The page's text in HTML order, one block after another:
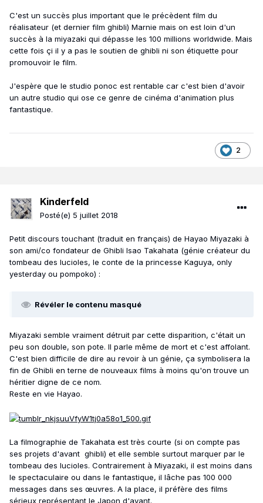
C'est un succès plus important que le précèdent film du
réalisateur (et dernier film ghibli) Marnie mais on est loin d'un
succès à la miyazaki qui dépasse les 100 millions worldwide. Mais
cette fois çi il y a pas le soutien de ghibli ni son étiquette pour
promouvoir le film.
J'espère que le studio ponoc est rentable car c'est bien d'avoir
un autre studio qui ose ce genre de cinéma d'animation plus
fantastique.
2
Kinderfeld
Posté(e) 5 juillet 2018
Petit discours touchant (traduit en français) de Hayao Miyazaki à
son ami/co fondateur de Ghibli Isao Takahata (génie créateur du
tombeau des lucioles, le conte de la princesse Kaguya, only
yesterday ou pompoko) :
Révéler le contenu masqué
Miyazaki semble vraiment détruit par cette disparition, c'était un
peu son double, son pote. Il parle même de mort et c'est affolant.
C'est bien difficile de dire au revoir à un génie, ça symbolisera la
fin de Ghibli en terne de nouveaux films à moins qu'on trouve un
héritier digne de ce nom.
Reste en vie Hayao.
La filmographie de Takahata est très courte (si on compte pas
ses projets d'avant ghibli) et elle semble surtout marquer par le
tombeau des lucioles. Contrairement à Miyazaki, il est moins dans
le spectaculaire ou dans le fantastique, il lâche pas 100 000
messages dans ses œuvres. A la place, il préfère des films
sérieux représentant le Japon d'avant.